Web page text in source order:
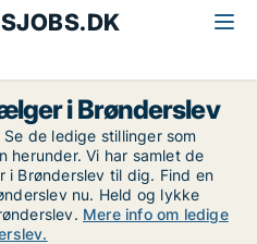
i Brønderslev
de ledige stillinger som
herunder. Vi har samlet de
Brønderslev til dig. Find en
nu. Held og lykke
Mere info om ledige